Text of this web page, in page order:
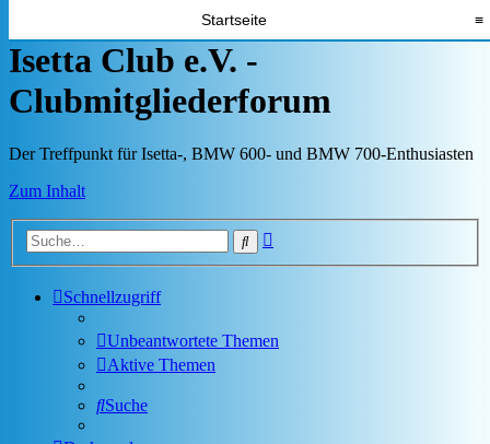
Startseite ≡
Isetta Club e.V. -
Clubmitgliederforum
Der Treffpunkt für Isetta-, BMW 600- und BMW 700-Enthusiasten
Zum Inhalt
Suche
Schnellzugriff
Unbeantwortete Themen
Aktive Themen
Suche